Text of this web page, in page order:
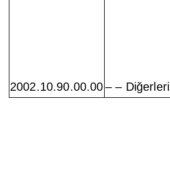
2002.10.90.00.00– – Diğerleri